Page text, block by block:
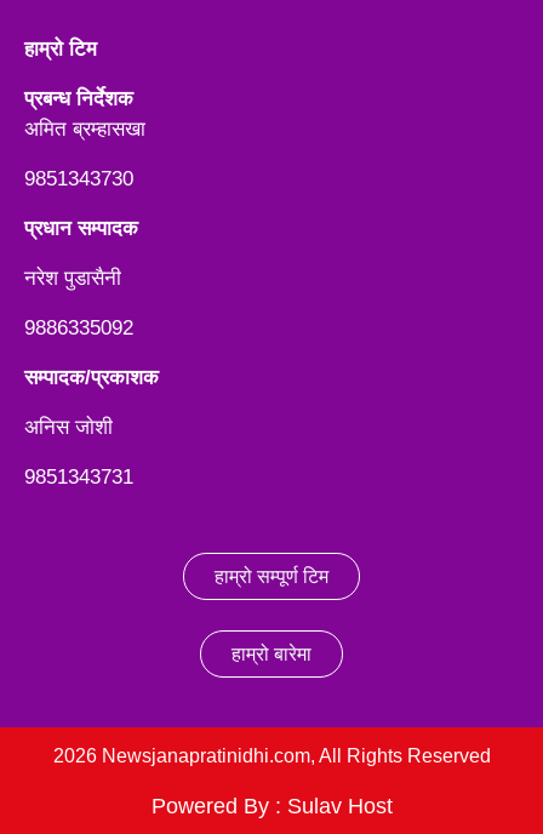
हाम्रो टिम
प्रबन्ध निर्देशक
अमित ब्रम्हासखा
9851343730
प्रधान सम्पादक
नरेश पुडासैनी
9886335092
सम्पादक/प्रकाशक
अनिस जाेशी
9851343731
हाम्रो सम्पूर्ण टिम
हाम्रो बारेमा
2026 Newsjanapratinidhi.com, All Rights Reserved
Powered By : Sulav Host